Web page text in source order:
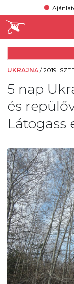
UKRAJNA /2019.
5 nap
és
Látogass